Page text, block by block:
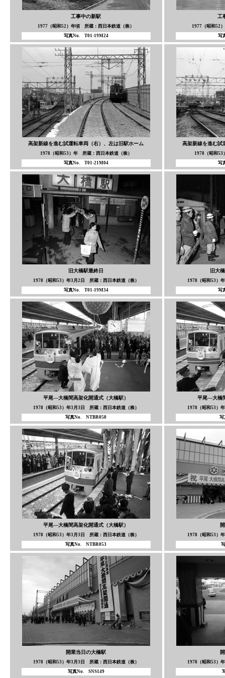
工事中の新駅
1977（昭和52）年頃 所蔵：西日本鉄道（株）
写真No. T01-19M24
工
1977（昭和52
写
高架新線を進む試運転車両（右）、左は旧駅ホーム
1978（昭和53）年 所蔵：西日本鉄道（株）
写真No. T01-21M04
高架新線を進む試
1978（昭和
写
旧大橋駅最終日
1978（昭和53）年3月2日 所蔵：西日本鉄道（株）
写真No. T01-19M34
旧大
1978（昭和53）
写
平尾—大橋間高架化開通式（大橋駅）
1978（昭和53）年3月3日 所蔵：西日本鉄道（株）
写真No. NTBR050
平尾—大橋
1978（昭和53）
平尾—大橋間高架化開通式（大橋駅）
1978（昭和53）年3月3日 所蔵：西日本鉄道（株）
写真No. NTBR053
1978（昭和53）
開業当日の大橋駅
1978（昭和53）年3月3日 所蔵：西日本鉄道（株）
写真No. SNS149
1978（昭和53）